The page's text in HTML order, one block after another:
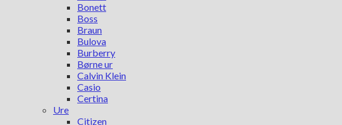
Bonett
Boss
Braun
Bulova
Burberry
Børne ur
Calvin Klein
Casio
Certina
Ure
Citizen